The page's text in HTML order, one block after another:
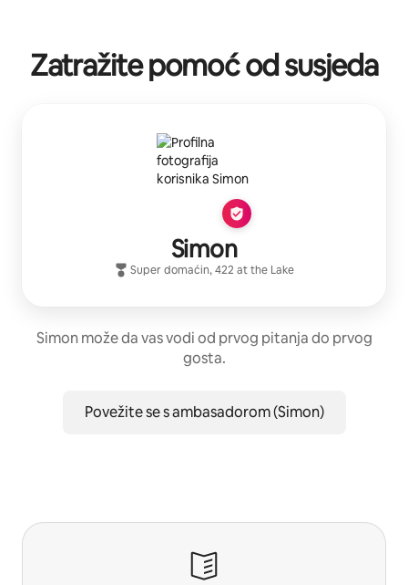
Zatražite pomoć od susjeda
Simon
Super domaćin,422 at the Lake
Simon može da vas vodi od prvog pitanja do prvog
gosta.
Povežite se s ambasadorom (Simon)